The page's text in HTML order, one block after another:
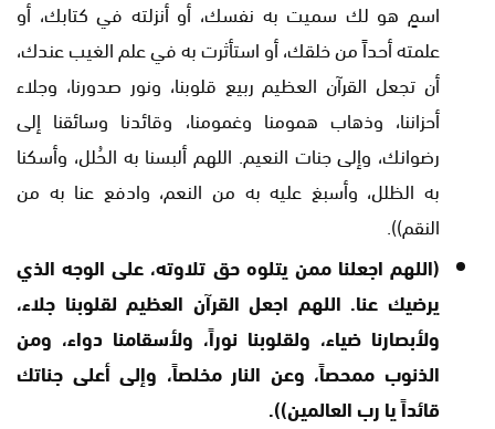
اسمٍ هو لك سميت به نفسك، أو أنزلته في كتابك، أو
علمته أحداً من خلقك، أو استأثرت به في علم الغيب عندك،
أن تجعل القرآن العظيم ربيع قلوبنا، ونور صدورنا، وجلاء
أحزاننا، وذهاب همومنا وغمومنا، وقائدنا وسائقنا إلى
رضوانك، وإلى جنات النعيم. اللهم ألبسنا به الحُلل، وأسكنا
به الظلل، وأسبغ عليه به من النعم، وادفع عنا به من
النقم)).
(اللهم اجعلنا ممن يتلوه حق تلاوته، على الوجه الذي
يرضيك عنا. اللهم اجعل القرآن العظيم لقلوبنا جلاء،
ولأبصارنا ضياء، ولقلوبنا نوراً، ولأسقامنا دواء، ومن
الذنوب ممحصاً، وعن النار مخلصاً، وإلى أعلى جناتك
قائداً يا رب العالمين)).